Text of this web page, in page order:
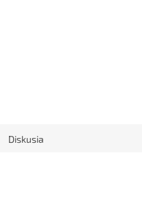
Diskusia